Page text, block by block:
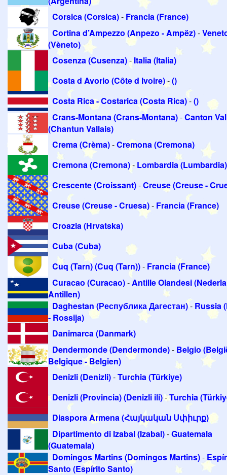
Corsica (Corsica)- Francia (France)
Cortina d’Ampezzo (Anpezo - Ampëz)-
(Vèneto)
Cosenza (Cusenza)- Italia (Italia)
Costa d Avorio (Côte d Ivoire)-()
Costa Rica - Costarica (Costa Rica)-()
Crans-Montana (Crans-Montana)-Canton
(Chantun Vallais)
Crema (Crèma)-Cremona (Cremona)
Cremona (Cremona)- Lombardia (Lumbardia)
Crescente (Croissant)-Creuse (Creuse -
Creuse (Creuse - Cruesa)- Francia (France)
Croazia (Hrvatska)
Cuba (Cuba)
Cuq (Tarn) (Cuq (Tarn))- Francia (France)
Curacao (Curacao)-Antille Olandesi
Antillen)
Daghestan (Республика Дагестан)- Russia
- Rossija)
Danimarca (Danmark)
Dendermonde (Dendermonde)- Belgio
Belgique - Belgien)
Denizli (Denizli)-Turchia (Türkiye)
Denizli (Provincia) (Denizli ili)-Turchia
Diaspora Armena (Հայկական Սփիւրք)
Dipartimento di Izabal (Izabal)-Guatemala
(Guatemala)
Domingos Martins (Domingos Martins)-
Santo (Espírito Santo)